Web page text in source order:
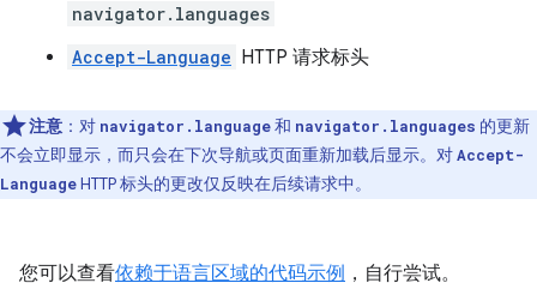
navigator.languages
Accept-Language HTTP 请求标头
注意 ：对 navigator.language和 navigator.languages 的更新
不会立即显示，而只会在下次导航或页面重新加载后显示。对Accept-
LanguageHTTP 标头的更改仅反映在后续请求中。
您可以查看依赖于语言区域的代码示例 ，自行尝试。